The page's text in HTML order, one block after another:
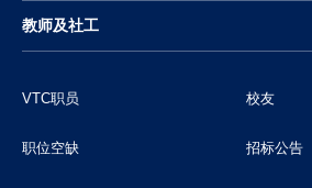
教师及社工
VTC职员 校友
职位空缺 招标公告